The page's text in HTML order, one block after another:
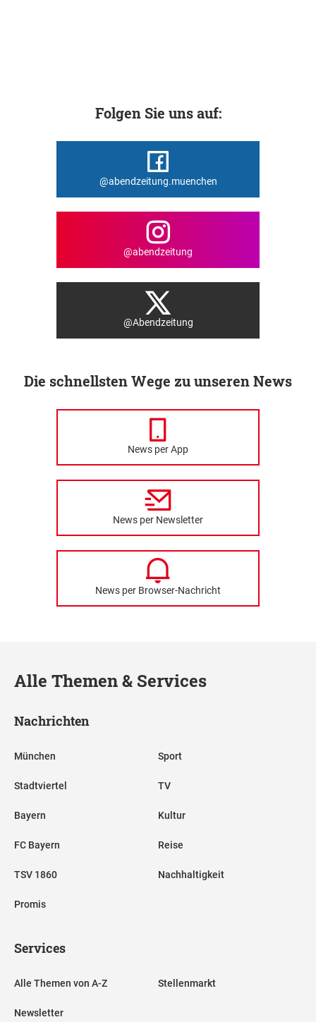
Folgen Sie uns auf:
@abendzeitung.muenchen
@abendzeitung
@Abendzeitung
Die schnellsten Wege zu unseren News
News per App
News per Newsletter
News per Browser-Nachricht
Alle Themen & Services
Nachrichten
München
Stadtviertel
Bayern
FC Bayern
TSV 1860
Promis
Sport
TV
Kultur
Reise
Nachhaltigkeit
Services
Alle Themen von A-Z
Newsletter
Stellenmarkt